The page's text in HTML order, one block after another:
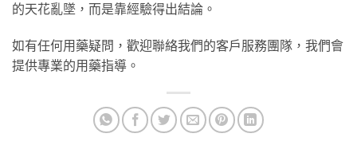
的天花亂墜，而是靠經驗得出結論。
如有任何用藥疑問，歡迎聯絡我們的客戶服務團隊，我們會
提供專業的用藥指導。